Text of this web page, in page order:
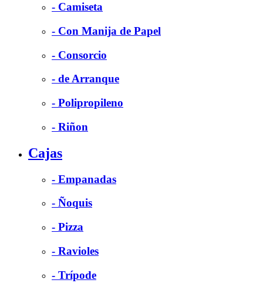
- Camiseta
- Con Manija de Papel
- Consorcio
- de Arranque
- Polipropileno
- Riñon
Cajas
- Empanadas
- Ñoquis
- Pizza
- Ravioles
- Trípode